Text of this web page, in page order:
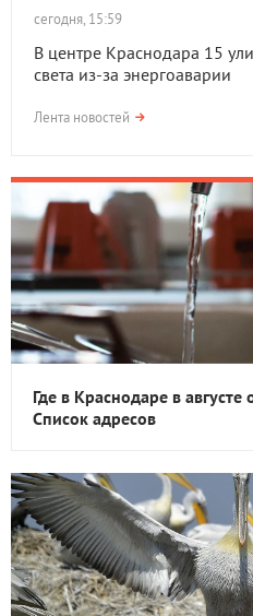
сегодня, 15:59
В центре Краснодара 15
света из-за энергоаварии
Лента новостей
Где в Краснодаре в
Список адресов